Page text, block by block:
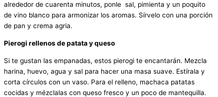
alrededor de cuarenta minutos, ponle sal, pimienta y un poquito
de vino blanco para armonizar los aromas. Sírvelo con una porción
de pan y crema agria.
Pierogi rellenos de patata y queso
Si te gustan las empanadas, estos pierogi te encantarán. Mezcla
harina, huevo, agua y sal para hacer una masa suave. Estírala y
corta círculos con un vaso. Para el relleno, machaca patatas
cocidas y mézclalas con queso fresco y un poco de mantequilla.